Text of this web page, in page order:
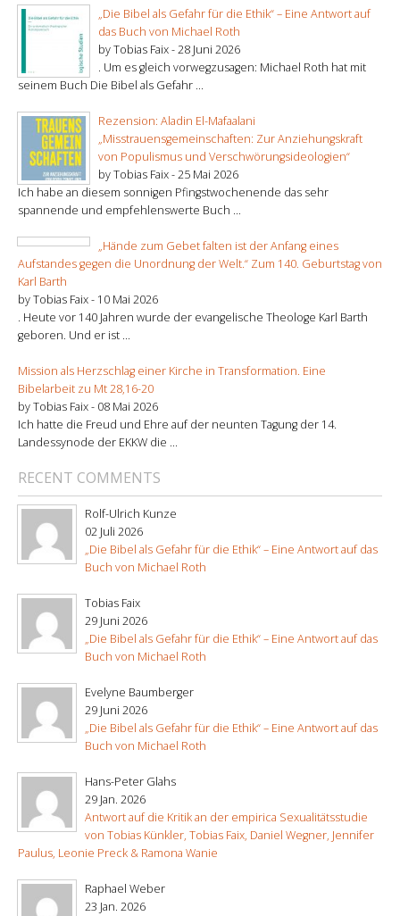
„Die Bibel als Gefahr für die Ethik“ – Eine Antwort auf
das Buch von Michael Roth
by Tobias Faix -28 Juni 2026
. Um es gleich vorwegzusagen: Michael Roth hat mit
seinem Buch Die Bibel als Gefahr ...
Rezension: Aladin El-Mafaalani
„Misstrauensgemeinschaften: Zur Anziehungskraft
von Populismus und Verschwörungsideologien“
by Tobias Faix -25 Mai 2026
Ich habe an diesem sonnigen Pfingstwochenende das sehr
spannende und empfehlenswerte Buch ...
„Hände zum Gebet falten ist der Anfang eines
Aufstandes gegen die Unordnung der Welt.“ Zum 140. Geburtstag von
Karl Barth
by Tobias Faix - 10 Mai 2026
. Heute vor 140 Jahren wurde der evangelische Theologe Karl Barth
geboren. Und er ist ...
Mission als Herzschlag einer Kirche in Transformation. Eine
Bibelarbeit zu Mt 28,16-20
by Tobias Faix - 08 Mai 2026
Ich hatte die Freud und Ehre auf der neunten Tagung der 14.
Landessynode der EKKW die ...
RECENT COMMENTS
Rolf-Ulrich Kunze
02 Juli 2026
„Die Bibel als Gefahr für die Ethik“ – Eine Antwort auf das
Buch von Michael Roth
Tobias Faix
29 Juni 2026
„Die Bibel als Gefahr für die Ethik“ – Eine Antwort auf das
Buch von Michael Roth
Evelyne Baumberger
29 Juni 2026
„Die Bibel als Gefahr für die Ethik“ – Eine Antwort auf das
Buch von Michael Roth
Hans-Peter Glahs
29 Jan. 2026
Antwort auf die Kritik an der empirica Sexualitätsstudie
von Tobias Künkler, Tobias Faix, Daniel Wegner, Jennifer
Paulus, Leonie Preck & Ramona Wanie
Raphael Weber
23 Jan. 2026